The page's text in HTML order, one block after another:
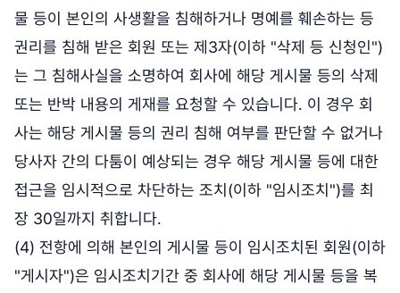
물 등이 본인의 사생활을 침해하거나 명예를 훼손하는 등
권리를 침해 받은 회원 또는 제3자(이하 "삭제 등 신청인")
는 그 침해사실을 소명하여 회사에 해당 게시물 등의 삭제
또는 반박 내용의 게재를 요청할 수 있습니다. 이 경우 회
사는 해당 게시물 등의 권리 침해 여부를 판단할 수 없거나
당사자 간의 다툼이 예상되는 경우 해당 게시물 등에 대한
접근을 임시적으로 차단하는 조치(이하 "임시조치")를 최
장 30일까지 취합니다.
(4) 전항에 의해 본인의 게시물 등이 임시조치된 회원(이하
"게시자")은 임시조치기간 중 회사에 해당 게시물 등을 복